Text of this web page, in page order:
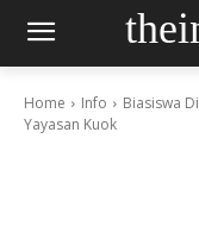
Home Info
Biasiswa
Yayasan Kuok